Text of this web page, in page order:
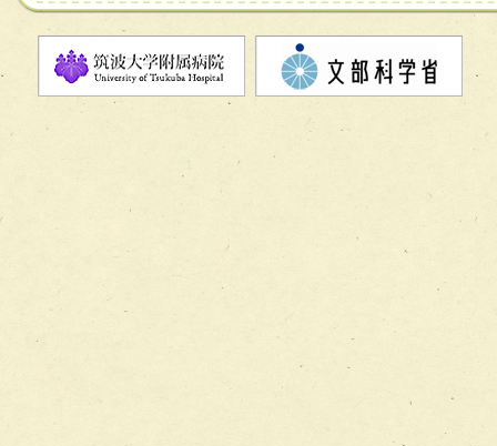
チーム08【地域関係機関と連携した小児リハビリテーショ
チーム09【術前から始める周術期リハビリテーションチー
チーム10【包括的リハビリテーションコンサルテーション
チーム12【こどもの食育支援チーム】